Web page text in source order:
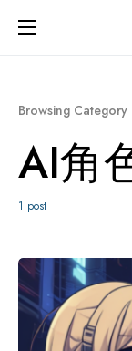
Browsing Category
AI角
1 post